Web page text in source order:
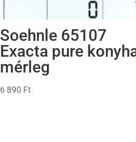
Soehnle 65107
Exacta pure
mérleg
6 890 Ft